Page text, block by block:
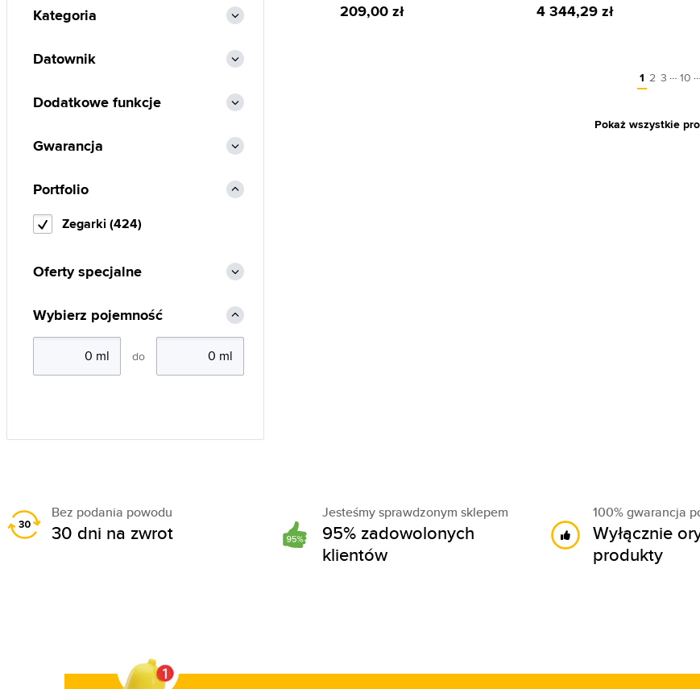
209,00 zł 4 344,29 zł
1 2 3 … 10 …
Pokaż wszystkie
Kategoria
Datownik
Dodatkowe funkcje
Gwarancja
Portfolio
Zegarki (424)
Oferty specjalne
Wybierz pojemność
do
Bez podania powodu
30 dni na zwrot
Jesteśmy sprawdzonym sklepem
95% zadowolonych
klientów
100% gwarancja
Wyłącznie
produkty